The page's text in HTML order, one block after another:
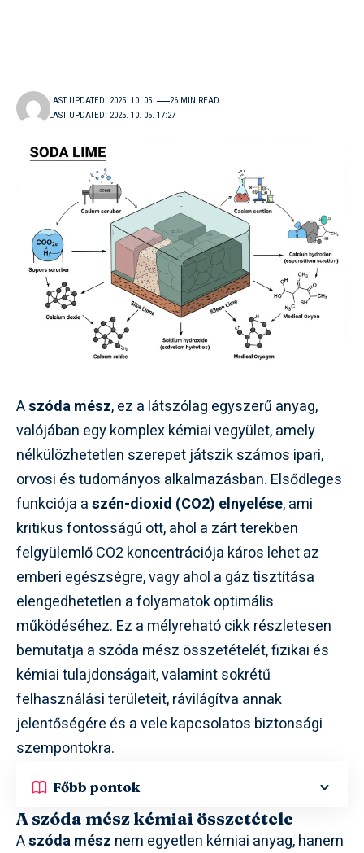
LAST UPDATED: 2025. 10. 05. 17:27
LAST UPDATED: 2025. 10. 05. 26 MIN READ
Aszóda mész, ez a látszólag egyszerű anyag,
valójában egy komplex kémiai vegyület, amely
nélkülözhetetlen szerepet játszik számos ipari,
orvosi és tudományos alkalmazásban. Elsődleges
funkciója aszén-dioxid (CO2) elnyelése, ami
kritikus fontosságú ott, ahol a zárt terekben
felgyülemlő CO2 koncentrációja káros lehet az
emberi egészségre, vagy ahol a gáz tisztítása
elengedhetetlen a folyamatok optimális
működéséhez. Ez a mélyreható cikk részletesen
bemutatja a szóda mész összetételét, fizikai és
kémiai tulajdonságait, valamint sokrétű
felhasználási területeit, rávilágítva annak
jelentőségére és a vele kapcsolatos biztonsági
szempontokra.
Főbb pontok
A szóda mész kémiai összetétele
Aszóda mész nem egyetlen kémiai anyag, hanem